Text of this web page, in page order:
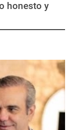
honesto y